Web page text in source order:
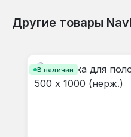
Другие товары
В наличии